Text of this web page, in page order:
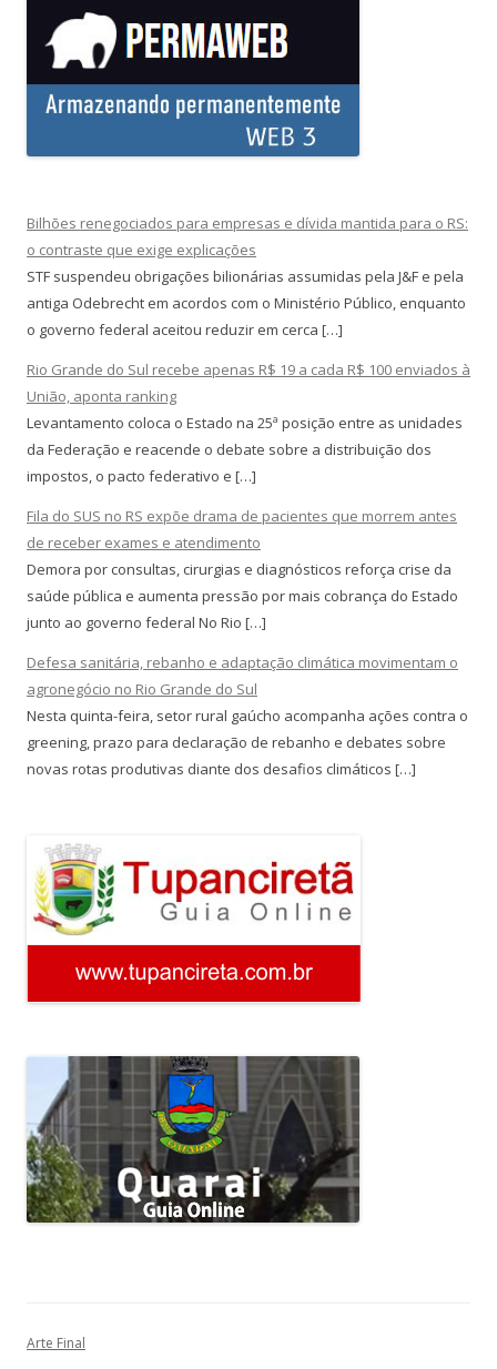
Bilhões renegociados para empresas e dívida mantida para o RS:
o contraste que exige explicações
STF suspendeu obrigações bilionárias assumidas pela J&F e pela
antiga Odebrecht em acordos com o Ministério Público, enquanto
o governo federal aceitou reduzir em cerca […]
Rio Grande do Sul recebe apenas R$ 19 a cada R$ 100 enviados à
União, aponta ranking
Levantamento coloca o Estado na 25ª posição entre as unidades
da Federação e reacende o debate sobre a distribuição dos
impostos, o pacto federativo e […]
Fila do SUS no RS expõe drama de pacientes que morrem antes
de receber exames e atendimento
Demora por consultas, cirurgias e diagnósticos reforça crise da
saúde pública e aumenta pressão por mais cobrança do Estado
junto ao governo federal No Rio […]
Defesa sanitária, rebanho e adaptação climática movimentam o
agronegócio no Rio Grande do Sul
Nesta quinta-feira, setor rural gaúcho acompanha ações contra o
greening, prazo para declaração de rebanho e debates sobre
novas rotas produtivas diante dos desafios climáticos […]
Arte Final